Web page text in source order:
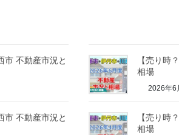
市 不動産市況と
【売り時
相場
2026年6
市 不動産市況と
【売り時
相場